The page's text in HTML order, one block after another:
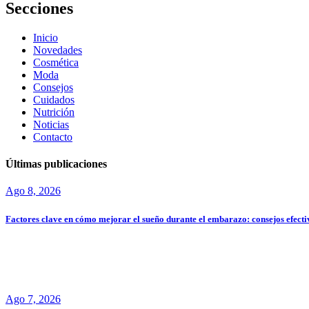
Secciones
Inicio
Novedades
Cosmética
Moda
Consejos
Cuidados
Nutrición
Noticias
Contacto
Últimas publicaciones
Ago 8, 2026
Factores clave en cómo mejorar el sueño durante el embarazo: consejos
Ago 7, 2026